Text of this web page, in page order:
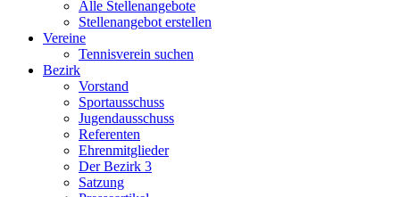
Alle Stellenangebote
Stellenangebot erstellen
Vereine
Tennisverein suchen
Bezirk
Vorstand
Sportausschuss
Jugendausschuss
Referenten
Ehrenmitglieder
Der Bezirk 3
Satzung